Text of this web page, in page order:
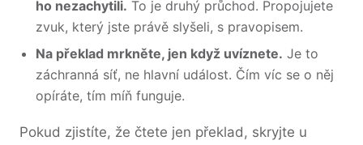
ho nezachytili. To je druhý průchod. Propojujete
zvuk, který jste právě slyšeli, s pravopisem.
Na překlad mrkněte, jen když uvíznete. Je to
záchranná síť, ne hlavní událost. Čím víc se o něj
opíráte, tím míň funguje.
Pokud zjistíte, že čtete jen překlad, skryjte u